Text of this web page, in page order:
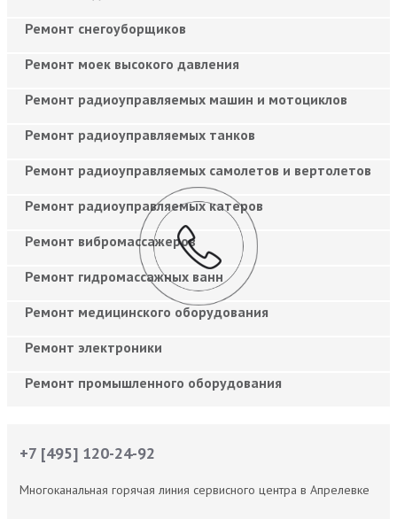
Ремонт снегоуборщиков
Ремонт моек высокого давления
Ремонт радиоуправляемых машин и мотоциклов
Ремонт радиоуправляемых танков
Ремонт радиоуправляемых самолетов и вертолетов
Ремонт радиоуправляемых катеров
Ремонт вибромассажеров
Ремонт гидромассажных ванн
Ремонт медицинского оборудования
Ремонт электроники
Ремонт промышленного оборудования
+7 [495] 120-24-92
Многоканальная горячая линия сервисного центра в Апрелевке